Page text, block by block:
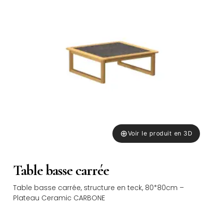
Table basse carrée
Table basse carrée, structure en teck, 80*80cm –
Plateau Ceramic CARBONE
⊕Voir le produit en 3D